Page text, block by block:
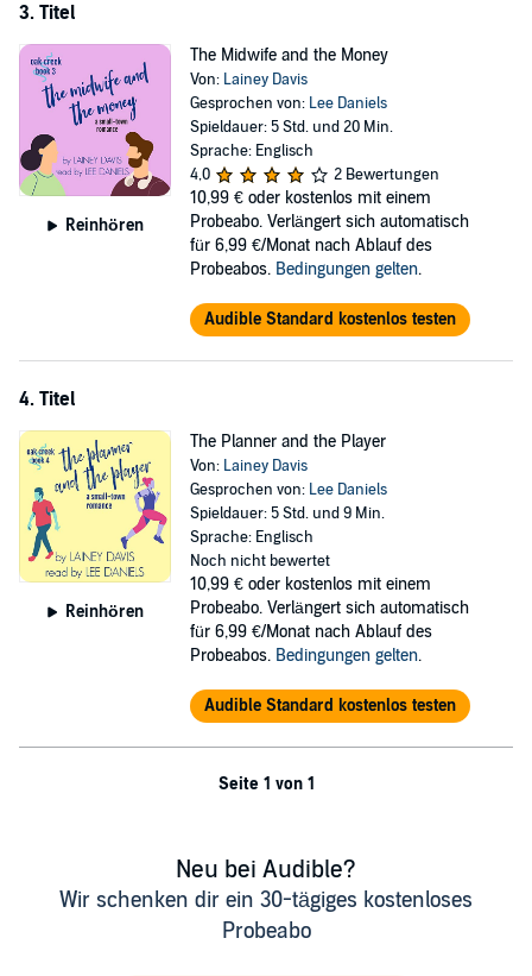
3. Titel
Reinhören
The Midwife and the Money
Von: Lainey Davis
Gesprochen von: Lee Daniels
Spieldauer: 5 Std. und 20 Min.
Sprache: Englisch
4,0
2 Bewertungen
10,99 € oder kostenlos mit einem
Probeabo. Verlängert sich automatisch
für 6,99 €/Monat nach Ablauf des
Probeabos. Bedingungen gelten.
Audible Standard kostenlos testen
4. Titel
Reinhören
The Planner and the Player
Von: Lainey Davis
Gesprochen von: Lee Daniels
Spieldauer: 5 Std. und 9 Min.
Sprache: Englisch
Noch nicht bewertet
10,99 € oder kostenlos mit einem
Probeabo. Verlängert sich automatisch
für 6,99 €/Monat nach Ablauf des
Probeabos. Bedingungen gelten.
Audible Standard kostenlos testen
Seite 1 von 1
Neu bei Audible?
Wir schenken dir ein 30-tägiges kostenloses
Probeabo